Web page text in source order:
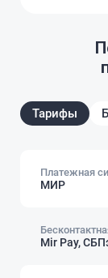
Тарифы
Платежная
МИР
Mir Pay,